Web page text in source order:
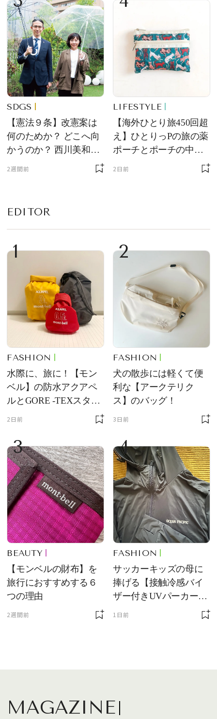
け！ 良品ハンター】
SDGS
【憲法９条】改憲案は
何のためか？ どこへ向
かうのか？ 西川美和さ
んと木村草太さんが読
2週間前
LIFESTYLE
【海外ひとり旅450回超
え】ひとりっPの旅の薬
ポーチとポーチの中身
を初公開！ 本当に使え
2日前
EDITOR
1
FASHION
水際に、旅に！【モン
ベル】の防水アクアペ
ルとGORE -TEXスタッ
フバッグが優秀すぎる
2日前
2
FASHION
犬の散歩には軽くて便
利な【アークテリク
ス】のバッグ！
3日前
3
BEAUTY
【モンベルの財布】を
旅行におすすめする６
つの理由
2週間前
4
FASHION
サッカーキッズの母に
捧げる【接触冷感バイ
ザー付きUVパーカー】
1日前
MAGAZINE